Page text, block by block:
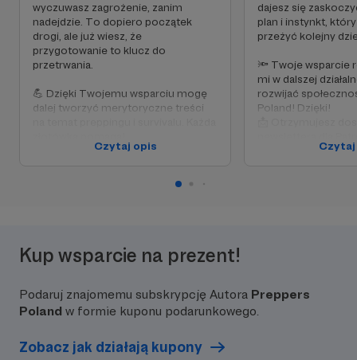
wyczuwasz zagrożenie, zanim
nadejdzie. To dopiero początek
drogi, ale już wiesz, że
przygotowanie to klucz do
przetrwania.
💪 Dzięki Twojemu wsparciu mogę
dalej tworzyć merytoryczne treści
📝 Twoje imię/nick może pojawić się
Czytaj opis
dajesz się
plan i instynkt,
przeżyć kolejny
🔦 Twoje wsparcie
mi w dalszej
rozwijać
Poland! Dzięki!
merytorycznych
Kup wsparcie na prezent!
Podaruj znajomemu subskrypcję Autora Preppers
Poland w formie kuponu podarunkowego.
Zobacz jak działają kupony